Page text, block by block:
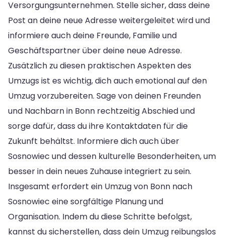
Versorgungsunternehmen. Stelle sicher, dass deine
Post an deine neue Adresse weitergeleitet wird und
informiere auch deine Freunde, Familie und
Geschäftspartner über deine neue Adresse.
Zusätzlich zu diesen praktischen Aspekten des
Umzugs ist es wichtig, dich auch emotional auf den
Umzug vorzubereiten. Sage von deinen Freunden
und Nachbarn in Bonn rechtzeitig Abschied und
sorge dafür, dass du ihre Kontaktdaten für die
Zukunft behältst. Informiere dich auch über
Sosnowiec und dessen kulturelle Besonderheiten, um
besser in dein neues Zuhause integriert zu sein.
Insgesamt erfordert ein Umzug von Bonn nach
Sosnowiec eine sorgfältige Planung und
Organisation. Indem du diese Schritte befolgst,
kannst du sicherstellen, dass dein Umzug reibungslos